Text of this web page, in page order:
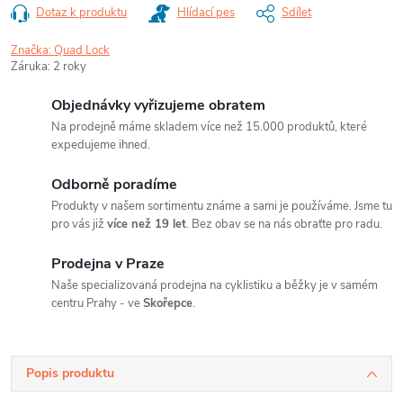
Dotaz k produktu Hlídací pes Sdílet
Značka:Quad Lock
Záruka: 2 roky
Objednávky vyřizujeme obratem
Na prodejně máme skladem více než 15.000 produktů, které
expedujeme ihned.
Odborně poradíme
Produkty v našem sortimentu známe a sami je používáme. Jsme tu
pro vás již více než 19 let. Bez obav se na nás obraťte pro radu.
Prodejna v Praze
Naše specializovaná prodejna na cyklistiku a běžky je v samém
centru Prahy - veSkořepce.
Popis produktu